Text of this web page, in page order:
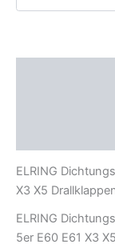
X5
Moto
ELRING
X3 X5
ELRING
5er E60 E61 X3